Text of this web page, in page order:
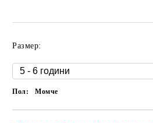
Размер:
Пол: Момче